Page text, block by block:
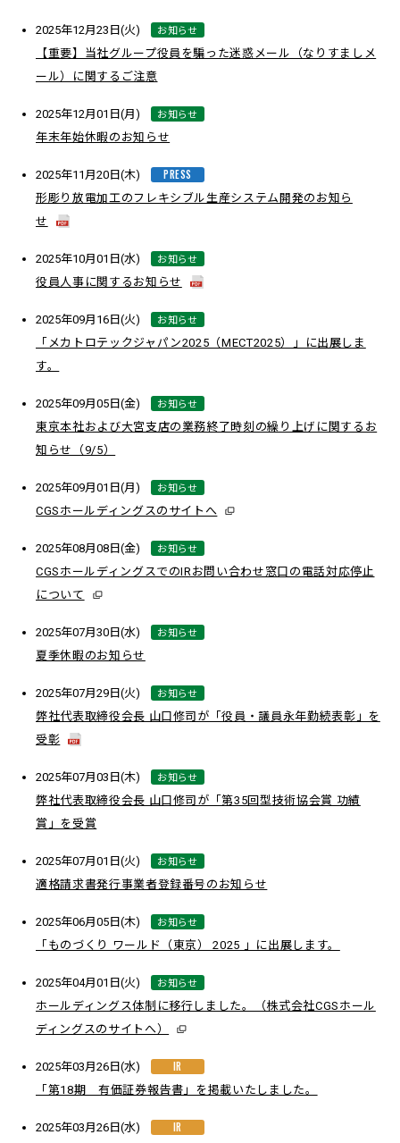
2025年12月23日(火) お知らせ
【重要】当社グループ役員を騙った迷惑メール（なりすましメ
ール）に関するご注意
2025年12月01日(月) お知らせ
年末年始休暇のお知らせ
2025年11月20日(木) PRESS
形彫り放電加工のフレキシブル生産システム開発のお知ら
せ
2025年10月01日(水) お知らせ
役員人事に関するお知らせ
2025年09月16日(火) お知らせ
「メカトロテックジャパン2025（MECT2025）」に出展しま
す。
2025年09月05日(金) お知らせ
東京本社および大宮支店の業務終了時刻の繰り上げに関するお
知らせ（9/5）
2025年09月01日(月) お知らせ
CGSホールディングスのサイトへ
2025年08月08日(金) お知らせ
CGSホールディングスでのIRお問い合わせ窓口の電話対応停止
について
2025年07月30日(水) お知らせ
夏季休暇のお知らせ
2025年07月29日(火) お知らせ
弊社代表取締役会長 山口修司が「役員・議員永年勤続表彰」を
受彰
2025年07月03日(木) お知らせ
弊社代表取締役会長 山口修司が「第35回型技術協会賞 功績
賞」を受賞
2025年07月01日(火) お知らせ
適格請求書発行事業者登録番号のお知らせ
2025年06月05日(木) お知らせ
「ものづくり ワールド（東京） 2025 」に出展します。
2025年04月01日(火) お知らせ
ホールディングス体制に移行しました。（株式会社CGSホール
ディングスのサイトへ）
2025年03月26日(水) IR
「第18期 有価証券報告書」を掲載いたしました。
2025年03月26日(水) IR